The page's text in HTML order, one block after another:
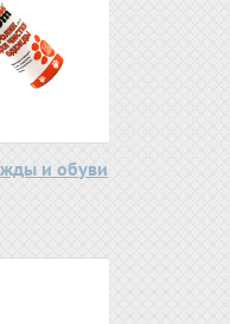
и обуви